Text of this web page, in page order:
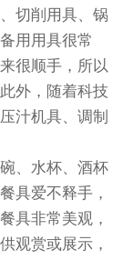
切削用具、锅
用用具很常
很顺手，所以
外，随着科技
汁机具、调制
、水杯、酒杯
具爱不释手，
具非常美观，
观赏或展示，